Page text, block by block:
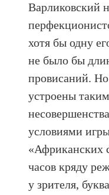
Варликовский
хотя бы одну
не было бы
провисаний.
устроены
условиями
«Африканских
часов кряду
у зрителя,